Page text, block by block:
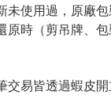
使用過，原廠包
時（剪吊牌、包
易皆透過蝦皮開